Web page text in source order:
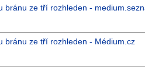
bránu ze tří rozhleden -
bránu ze tří rozhleden - Médium.cz